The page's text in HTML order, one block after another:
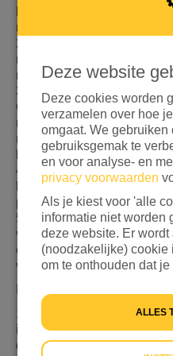
het lesgeld, uniformen en
meisjes.
2.
mentoren uit verschillende
motivatie en ondersteuning
3. Sensibilisatiecampagnes
Organiseer
radio-uitzendingen om het
meisjes te promoten en
bestrijden.
4. Verstrekking van
briefpapier en andere
partnerscholen.
5. Veilige ruimtes bouwen:
veilige, ondersteunende
ervoor te zorgen dat
voorzieningen, privacy en
1. Increased Enrollment
increase in enrollment
dropout rates among girls
Deze website
Deze cookies worden
verzamelen over hoe
omgaat. We
gebruiksgemak te
en voor analyse- en
privacy voorwaarden
Als je kiest voor 'alle
informatie niet worden
deze website. Er wordt
(noodzakelijke) cookie
om te onthouden dat
ALLES